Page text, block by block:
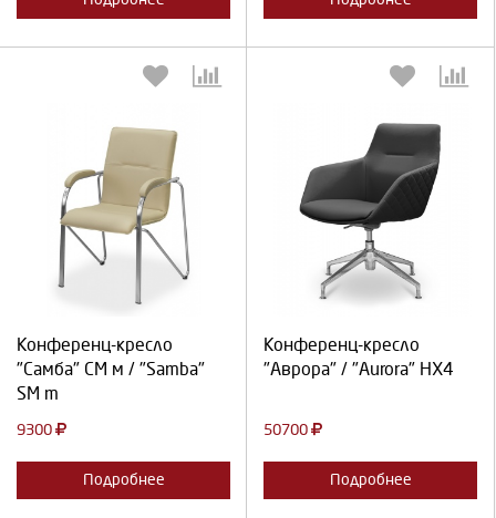
Конференц-кресло
"Самба" СМ м / "Samba"
SM m
9300
Подробнее
Выберите количество:
Конференц-кресло
"Аврора" / "Aurora" НХ4
50700
Подробнее
Выберите количество: